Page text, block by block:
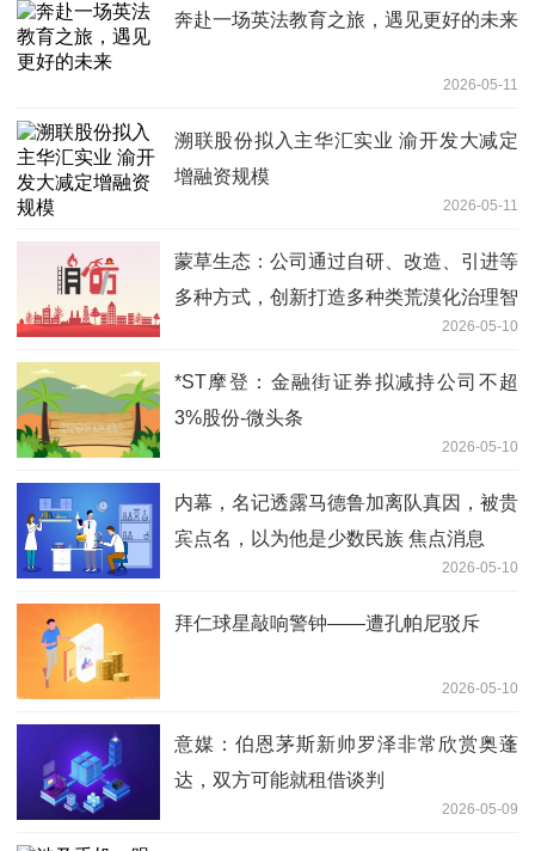
奔赴一场英法教育之旅，遇见更好的未来
2026-05-11
溯联股份拟入主华汇实业 渝开发大减定
增融资规模
2026-05-11
蒙草生态：公司通过自研、改造、引进等
多种方式，创新打造多种类荒漠化治理智
2026-05-10
*ST摩登：金融街证券拟减持公司不超
3%股份-微头条
2026-05-10
内幕，名记透露马德鲁加离队真因，被贵
宾点名，以为他是少数民族 焦点消息
2026-05-10
拜仁球星敲响警钟——遭孔帕尼驳斥
2026-05-10
意媒：伯恩茅斯新帅罗泽非常欣赏奥蓬
达，双方可能就租借谈判
2026-05-09